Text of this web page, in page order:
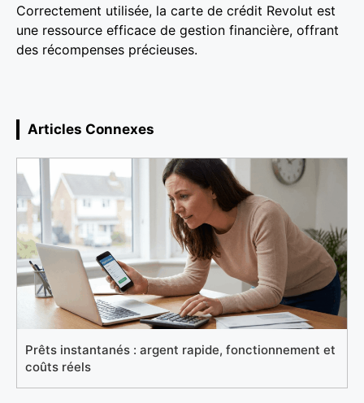
Correctement utilisée, la carte de crédit Revolut est
une ressource efficace de gestion financière, offrant
des récompenses précieuses.
Articles Connexes
Prêts instantanés : argent rapide, fonctionnement et
coûts réels